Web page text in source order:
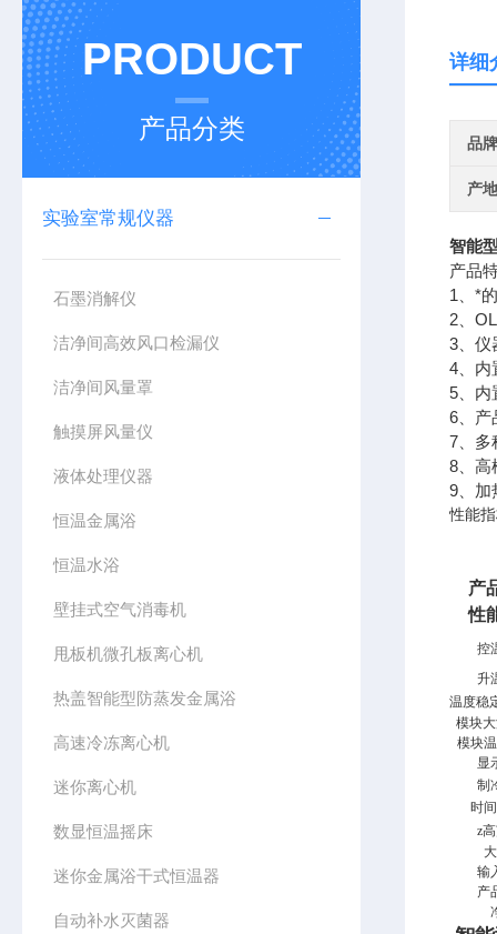
PRODUCT
产品分类
实验室常规仪器
石墨消解仪
洁净间高效风口检漏仪
洁净间风量罩
触摸屏风量仪
液体处理仪器
恒温金属浴
恒温水浴
壁挂式空气消毒机
甩板机微孔板离心机
热盖智能型防蒸发金属浴
高速冷冻离心机
迷你离心机
数显恒温摇床
迷你金属浴干式恒温器
自动补水灭菌器
详细
品牌
产
智能
产品
1、*
2、
3、仪
4、内
5、内
6、产
7、多
8、高
9、加
性能
产
性
控
升
温度稳
模块
模块
显
制
时
z高
输
产